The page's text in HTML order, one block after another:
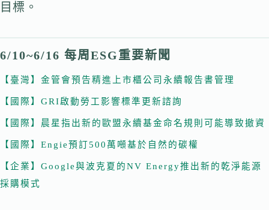
目標。
6/10~6/16 每周ESG重要新聞
【臺灣】金管會預告精進上市櫃公司永續報告書管理
【國際】GRI啟動勞工影響標準更新諮詢
【國際】晨星指出新的歐盟永續基金命名規則可能導致撤資
【國際】Engie預訂500萬噸基於自然的碳權
【企業】Google與波克夏的NV Energy推出新的乾淨能源
採購模式